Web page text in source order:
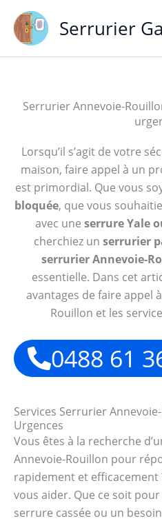
contenu
Serrurier
Serrurier Annevoie-
Lorsqu’il s’agit de votre
maison, faire appel à un
est primordial. Que vous
bloquée, que vous
avec une serrure Yale
cherchiez un serrurier
serrurier Annevoie-
essentielle. Dans cet
avantages de faire appel
Rouillon et les
0488 61
Services Serrurier
Urgences
Vous êtes à la recherche
Annevoie-Rouillon pour
rapidement et efficacement
vous aider. Que ce soit
serrure cassée ou un